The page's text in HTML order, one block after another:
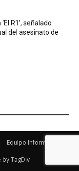
R1’, señalado
del asesinato de
Equipo Informativo
TagDiv